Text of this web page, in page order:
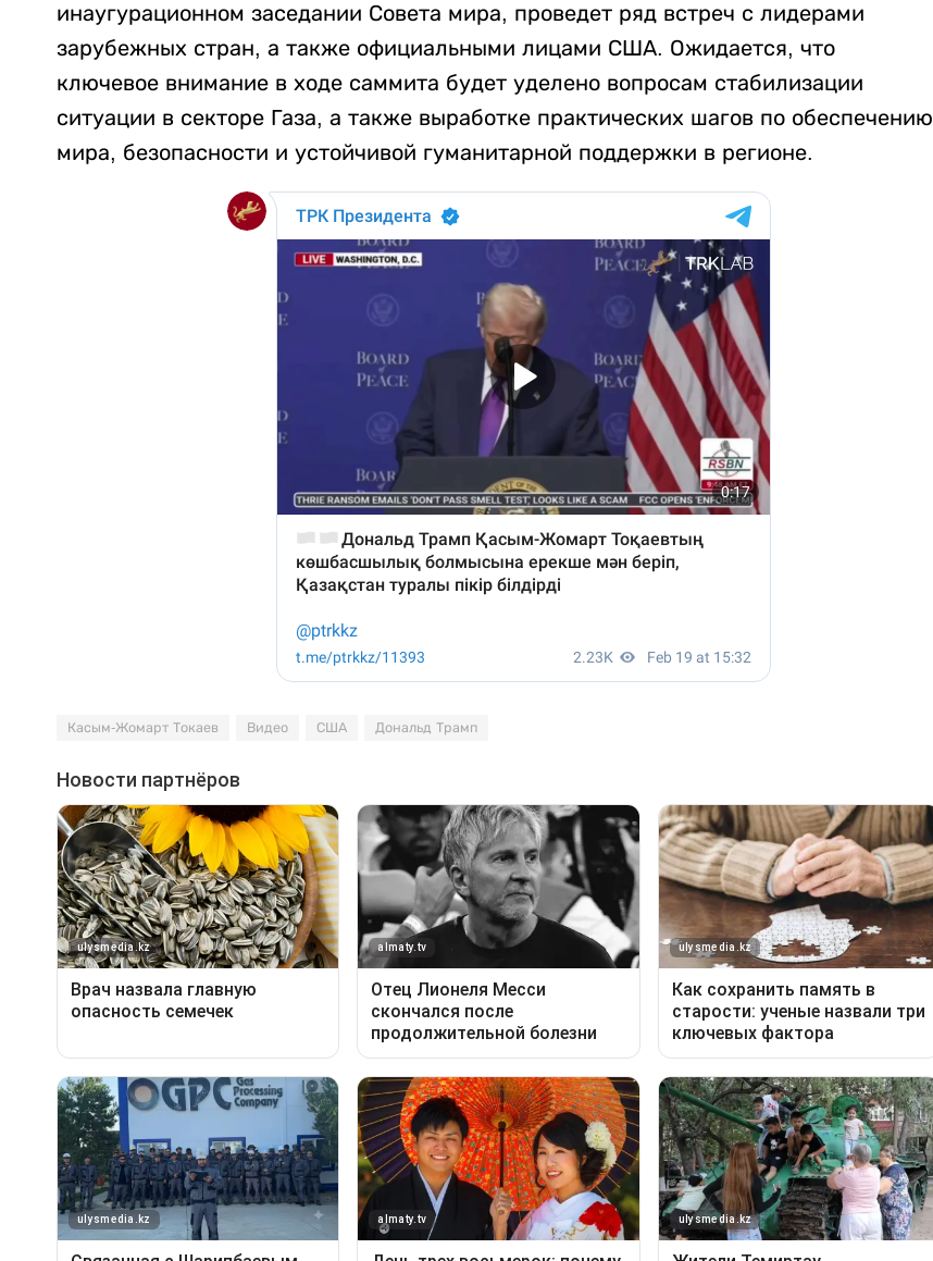
инаугурационном заседании Совета мира, проведет ряд встреч с лидерами
зарубежных стран, а также официальными лицами США. Ожидается, что
ключевое внимание в ходе саммита будет уделено вопросам стабилизации
ситуации в секторе Газа, а также выработке практических шагов по обеспечению
мира, безопасности и устойчивой гуманитарной поддержки в регионе.
Касым-Жомарт Токаев Видео США Дональд Трамп